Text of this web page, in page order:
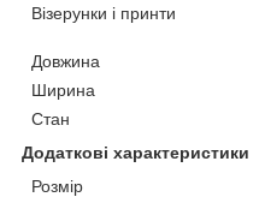
Візерунки і принти
Довжина
Ширина
Стан
Додаткові характеристики
Розмір